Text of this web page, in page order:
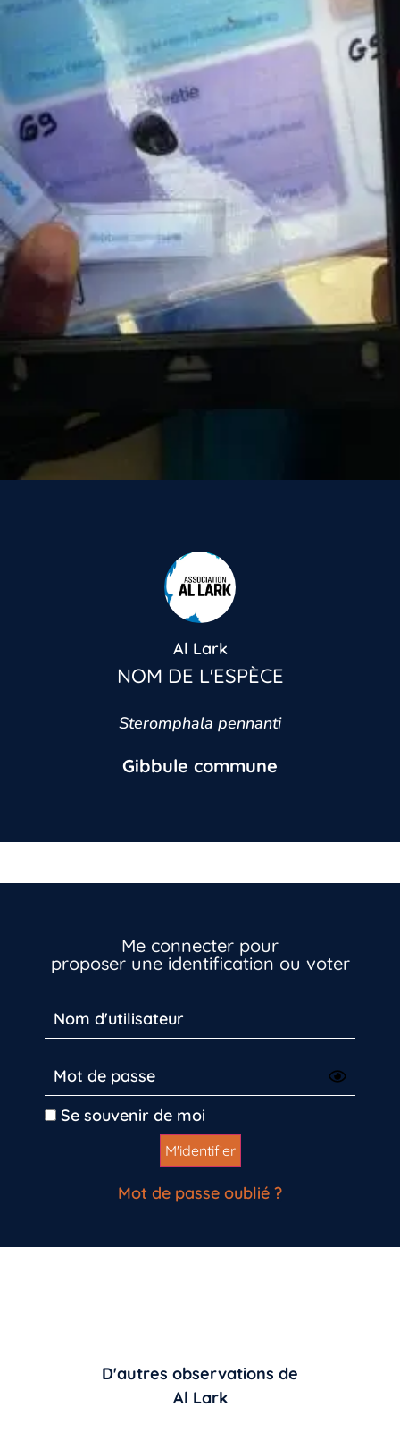
Al Lark
NOM DE L'ESPÈCE
Steromphala pennanti
Gibbule commune
Me connecter pour
proposer une identification ou voter
Se souvenir de moi
Mot de passe oublié ?
D'autres observations de
Al Lark